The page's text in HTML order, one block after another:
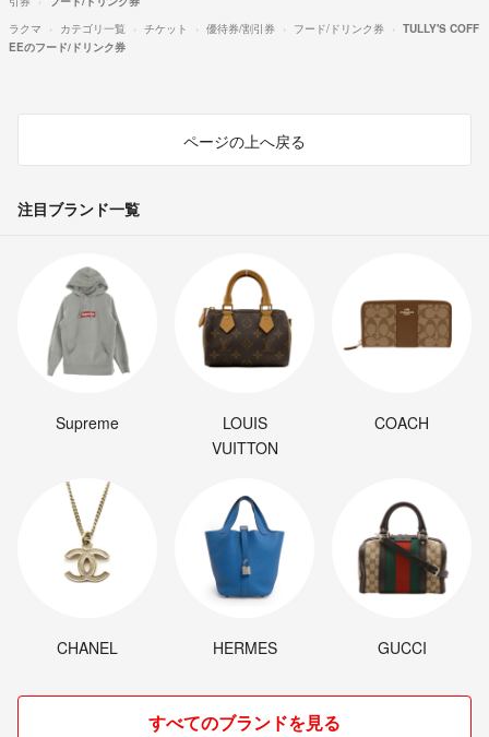
ラクマ
カテゴリ一覧 チケット 優待券/割引券 フード/ドリンク券
TULLY'S COFF
EEのフード/ドリンク券
ページの上へ戻る
注目ブランド一覧
Supreme
LOUIS
VUITTON
COACH
CHANEL HERMES GUCCI
すべてのブランドを見る